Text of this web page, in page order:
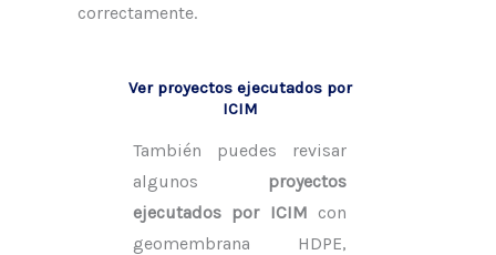
correctamente.
Ver proyectos ejecutados por
ICIM
También puedes revisar
algunos proyectos
ejecutados por ICIM con
geomembrana HDPE,